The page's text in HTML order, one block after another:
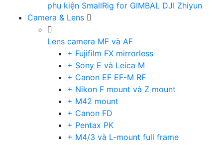
phụ kiện SmallRig for GIMBAL DJI Zhiyun
Camera & Lens
Lens camera MF và AF
+ Fujifilm FX mirrorless
+ Sony E và Leica M
+ Canon EF EF-M RF
+ Nikon F mount và Z mount
+ M42 mount
+ Canon FD
+ Pentax PK
+ M4/3 và L-mount full frame